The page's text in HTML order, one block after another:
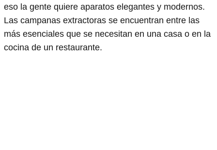
eso la gente quiere aparatos elegantes y modernos.
Las campanas extractoras se encuentran entre las
más esenciales que se necesitan en una casa o en la
cocina de un restaurante.